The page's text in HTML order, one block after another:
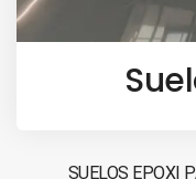
SUELOS EPOXI